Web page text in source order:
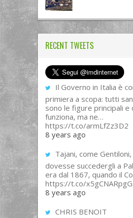
RECENT TWEETS
Il Governo in Italia è
primiera a scopa: tutti
sono le figure principali e
funziona, ma ne…
https://t.co/armLfZz3D2
8 years ago
Tajani, come
dovesse succedergli a
era dal 1867, quando il
https://t.co/x5gCNARpgG
8 years ago
CHRIS BENOIT